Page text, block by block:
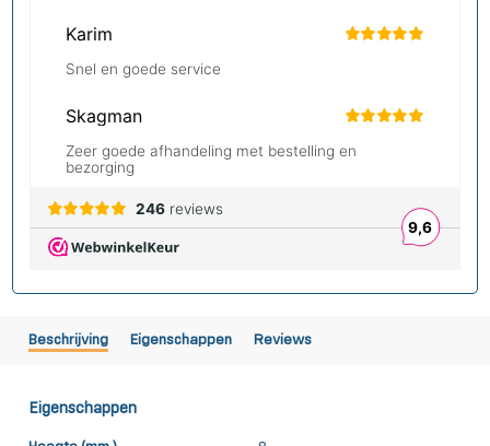
Beschrijving Eigenschappen Reviews
Eigenschappen